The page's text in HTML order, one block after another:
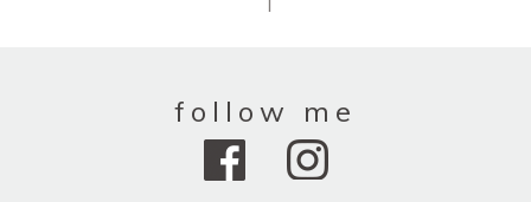
follow me